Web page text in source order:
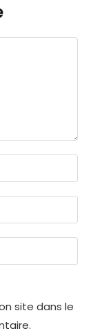
site dans le